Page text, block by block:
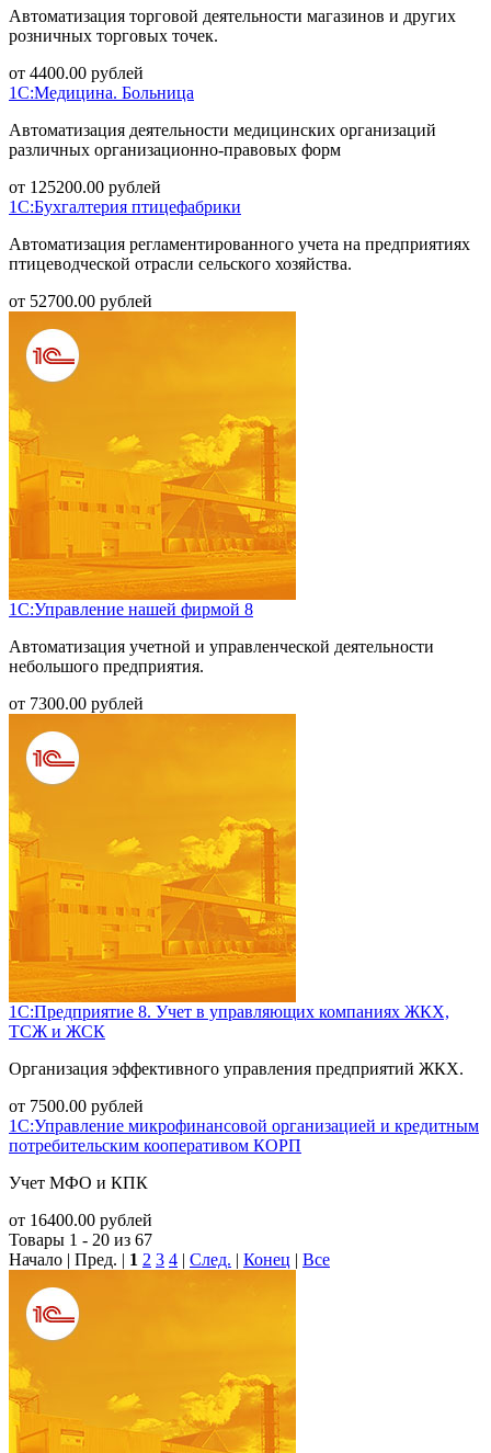
Автоматизация торговой деятельности магазинов и других
розничных торговых точек.
от 4400.00 рублей
1С:Медицина. Больница
Автоматизация деятельности медицинских организаций
различных организационно-правовых форм
от 125200.00 рублей
1С:Бухгалтерия птицефабрики
Автоматизация регламентированного учета на предприятиях
птицеводческой отрасли сельского хозяйства.
от 52700.00 рублей
1С:Управление нашей фирмой 8
Автоматизация учетной и управленческой деятельности
небольшого предприятия.
от 7300.00 рублей
1С:Предприятие 8. Учет в управляющих компаниях ЖКХ,
ТСЖ и ЖСК
Организация эффективного управления предприятий ЖКХ.
от 7500.00 рублей
1С:Управление микрофинансовой организацией и кредитным
потребительским кооперативом КОРП
Учет МФО и КПК
от 16400.00 рублей
Товары 1 - 20 из 67
Начало | Пред. | 1 2 3 4 | След. | Конец | Все